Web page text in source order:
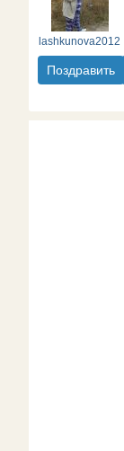
lashkunova2012
Поздравить